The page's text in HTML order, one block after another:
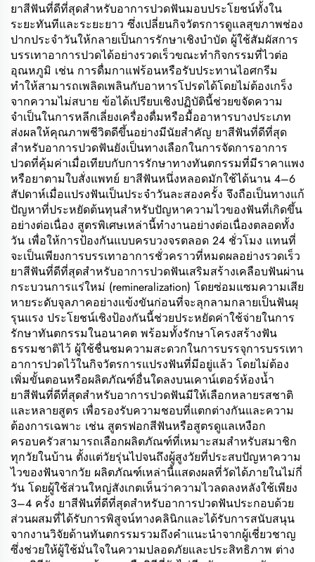
ยาสีฟันที่ดีที่สุดสำหรับอาการปวดฟันมอบประโยชน์ทั้งใน
ระยะทันทีและระยะยาว ซึ่งเปลี่ยนกิจวัตรการดูแลสุขภาพช่อง
ปากประจำวันให้กลายเป็นการรักษาเชิงบำบัด ผู้ใช้สัมผัสการ
บรรเทาอาการปวดได้อย่างรวดเร็วขณะทำกิจกรรมที่ไวต่อ
อุณหภูมิ เช่น การดื่มกาแฟร้อนหรือรับประทานไอศกรีม
ทำให้สามารถเพลิดเพลินกับอาหารโปรดได้โดยไม่ต้องเกร็ง
จากความไม่สบาย ข้อได้เปรียบเชิงปฏิบัตินี้ช่วยขจัดความ
จำเป็นในการหลีกเลี่ยงเครื่องดื่มหรือมื้ออาหารบางประเภท
ส่งผลให้คุณภาพชีวิตดีขึ้นอย่างมีนัยสำคัญ ยาสีฟันที่ดีที่สุด
สำหรับอาการปวดฟันยังเป็นทางเลือกในการจัดการอาการ
ปวดที่คุ้มค่าเมื่อเทียบกับการรักษาทางทันตกรรมที่มีราคาแพง
หรือยาตามใบสั่งแพทย์ ยาสีฟันหนึ่งหลอดมักใช้ได้นาน 4–6
สัปดาห์เมื่อแปรงฟันเป็นประจำวันละสองครั้ง จึงถือเป็นทางแก้
ปัญหาที่ประหยัดต้นทุนสำหรับปัญหาความไวของฟันที่เกิดขึ้น
อย่างต่อเนื่อง สูตรพิเศษเหล่านี้ทำงานอย่างต่อเนื่องตลอดทั้ง
วัน เพื่อให้การป้องกันแบบครบวงจรตลอด 24 ชั่วโมง แทนที่
จะเป็นเพียงการบรรเทาอาการชั่วคราวที่หมดผลอย่างรวดเร็ว
ยาสีฟันที่ดีที่สุดสำหรับอาการปวดฟันเสริมสร้างเคลือบฟันผ่าน
กระบวนการแร่ใหม่ (remineralization) โดยซ่อมแซมความเสีย
หายระดับจุลภาคอย่างแข้งขันก่อนที่จะลุกลามกลายเป็นฟันผุ
รุนแรง ประโยชน์เชิงป้องกันนี้ช่วยประหยัดค่าใช้จ่ายในการ
รักษาทันตกรรมในอนาคต พร้อมทั้งรักษาโครงสร้างฟัน
ธรรมชาติไว้ ผู้ใช้ชื่นชมความสะดวกในการบรรจุการบรรเทา
อาการปวดไว้ในกิจวัตรการแปรงฟันที่มีอยู่แล้ว โดยไม่ต้อง
เพิ่มขั้นตอนหรือผลิตภัณฑ์อื่นใดลงบนเคาน์เตอร์ห้องน้ำ
ยาสีฟันที่ดีที่สุดสำหรับอาการปวดฟันมีให้เลือกหลายรสชาติ
และหลายสูตร เพื่อรองรับความชอบที่แตกต่างกันและความ
ต้องการเฉพาะ เช่น สูตรฟอกสีฟันหรือสูตรดูแลเหงือก
ครอบครัวสามารถเลือกผลิตภัณฑ์ที่เหมาะสมสำหรับสมาชิก
ทุกวัยในบ้าน ตั้งแต่วัยรุ่นไปจนถึงผู้สูงวัยที่ประสบปัญหาความ
ไวของฟันจากวัย ผลิตภัณฑ์เหล่านี้แสดงผลที่วัดได้ภายในไม่กี่
วัน โดยผู้ใช้ส่วนใหญ่สังเกตเห็นว่าความไวลดลงหลังใช้เพียง
3–4 ครั้ง ยาสีฟันที่ดีที่สุดสำหรับอาการปวดฟันประกอบด้วย
ส่วนผสมที่ได้รับการพิสูจน์ทางคลินิกและได้รับการสนับสนุน
จากงานวิจัยด้านทันตกรรมรวมถึงคำแนะนำจากผู้เชี่ยวชาญ
ซึ่งช่วยให้ผู้ใช้มั่นใจในความปลอดภัยและประสิทธิภาพ ต่าง